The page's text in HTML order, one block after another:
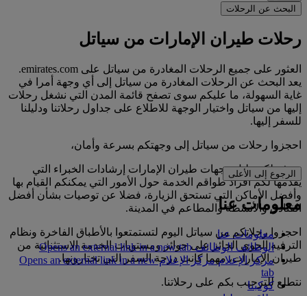
البحث عن الرحلات
رحلات طيران الإمارات من سياتل
العثور على جميع الرحلات المغادرة من سياتل على emirates.com.
يعد البحث عن الرحلات المغادرة من سياتل إلى أي وجهة أمرا في
غاية السهولة، ما عليكم سوى تصفح قائمة المدن التي نشغل رحلات
إليها من سياتل واختيار الوجهة للاطلاع على جداول رحلاتنا ودليلنا
للسفر إليها.
احجزوا رحلات من سياتل إلى وجهتكم بسرعة وأمان،
ويوفر لكم دليل وجهات طيران الإمارات إرشادات الخبراء التي
يقدمها لكم أفراد طواقم الخدمة حول الأمور التي يمكنكم القيام بها
وأفضل الأماكن التي تستحق الزيارة، فضلا عن توصيات بشأن أفضل
الفنادق والأنشطة والمطاعم في المدينة.
احجزوا رحلاتكم من سياتل اليوم لتستمتعوا بالأطباق الفاخرة ونظام
الترفيه الجوي الحائز على جوائز ومستويات الخدمة الاستثنائية من
طيران الإمارات، مهما كانت درجة السفر التي تختارونها.
نتطلع للترحيب بكم على رحلاتنا.
الرجوع إلى الأعلى
معلومات عنا
معلومات عنا
الوظائفالوظائف Opens an external link in a new tab
مركز الإعلام
مركز الإعلام Opens an external link in a new
tab
كوكبنا